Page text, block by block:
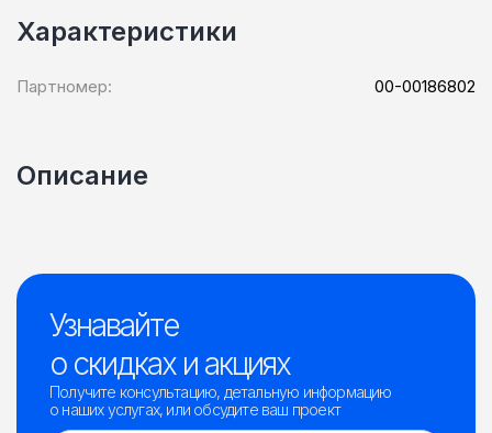
Характеристики
Партномер: 00-00186802
Описание
Узнавайте
о скидках и акциях
Получите консультацию, детальную информацию
о наших услугах, или обсудите ваш проект